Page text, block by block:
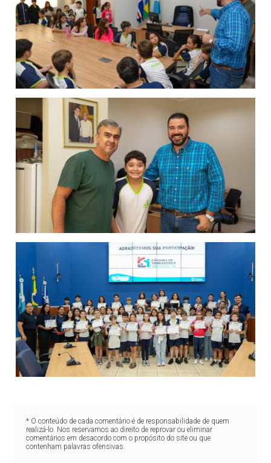
* O conteúdo de cada comentário é de responsabilidade de quem
realizá-lo. Nos reservamos ao direito de reprovar ou eliminar
comentários em desacordo com o propósito do site ou que
contenham palavras ofensivas.